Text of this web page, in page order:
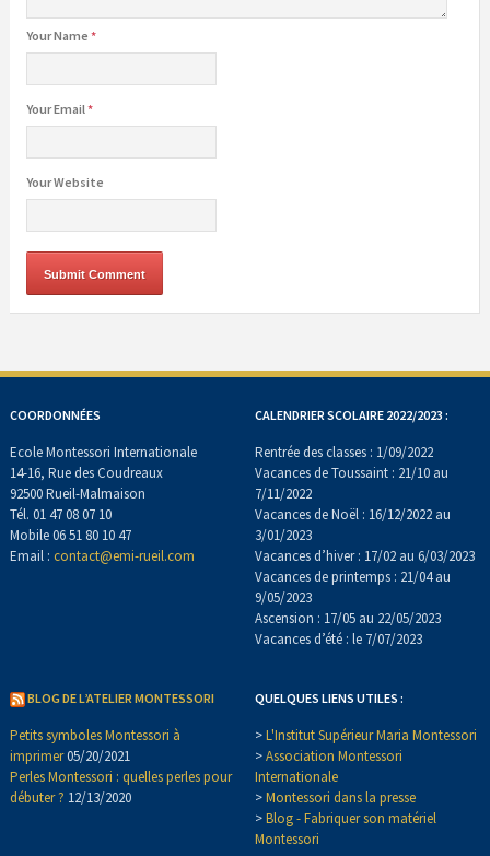
Your Name *
Your Email*
Your Website
COORDONNÉES
Ecole Montessori Internationale
14-16, Rue des Coudreaux
92500 Rueil-Malmaison
Tél. 01 47 08 07 10
Mobile 06 51 80 10 47
Email : contact@emi-rueil.com
CALENDRIER SCOLAIRE 2022/2023 :
Rentrée des classes : 1/09/2022
Vacances de Toussaint : 21/10 au
7/11/2022
Vacances de Noël : 16/12/2022 au
3/01/2023
Vacances d’hiver : 17/02 au 6/03/2023
Vacances de printemps : 21/04 au
9/05/2023
Ascension : 17/05 au 22/05/2023
Vacances d’été : le 7/07/2023
BLOG DE L’ATELIER MONTESSORI
Petits symboles Montessori à
imprimer05/20/2021
Perles Montessori : quelles perles pour
débuter ? 12/13/2020
QUELQUES LIENS UTILES :
>L'Institut Supérieur Maria Montessori
>Association Montessori
Internationale
>Montessori dans la presse
>Blog - Fabriquer son matériel
Montessori